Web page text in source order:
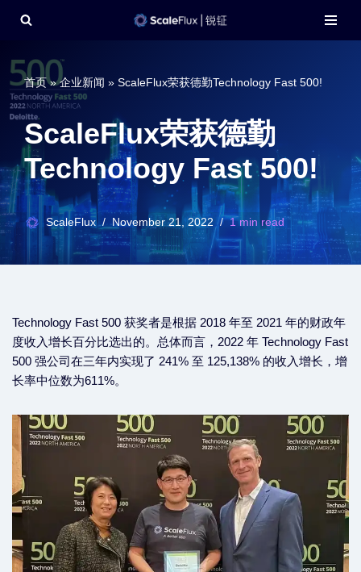
to
content
首页»企业新闻 » ScaleFlux荣获德勤Technology Fast 500!
ScaleFlux荣获德勤
Technology Fast 500!
ScaleFlux November 21, 2022 1 min read
Technology Fast 500 获奖者是根据 2018 年至 2021 年的财政年
度收入增长百分比选出的。总体而言，2022 年 Technology Fast
500 强公司在三年内实现了 241% 至 125,138% 的收入增长，增
长率中位数为611%。